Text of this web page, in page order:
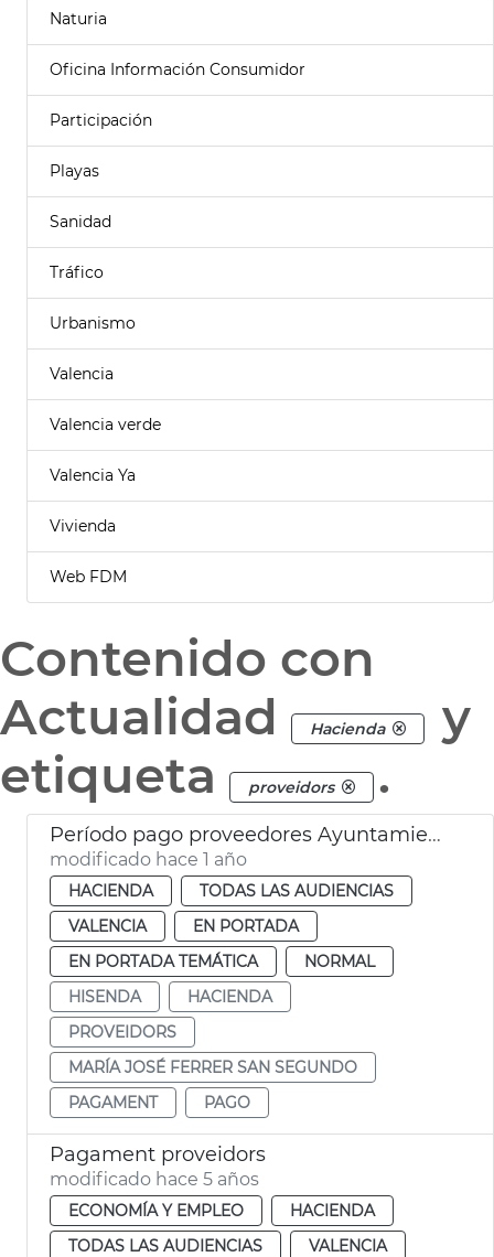
Naturia
Oficina Información Consumidor
Participación
Playas
Sanidad
Tráfico
Urbanismo
Valencia
Valencia verde
Valencia Ya
Vivienda
Web FDM
Contenido con
Actualidad
Hacienda
y
etiqueta
proveidors .
Período pago proveedores Ayuntamiento València
modificado hace 1 año
HACIENDA
TODAS LAS AUDIENCIAS
VALENCIA
EN PORTADA
EN PORTADA TEMÁTICA
NORMAL
HISENDA
HACIENDA
PROVEIDORS
MARÍA JOSÉ FERRER SAN SEGUNDO
PAGAMENT
PAGO
Pagament proveidors
modificado hace 5 años
ECONOMÍA Y EMPLEO
HACIENDA
TODAS LAS AUDIENCIAS
VALENCIA